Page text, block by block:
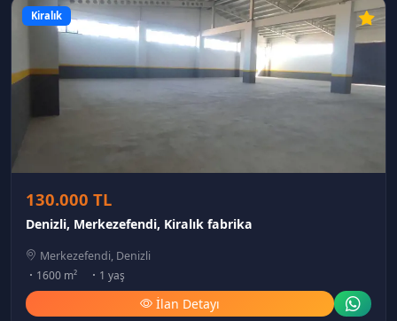
Kiralık
130.000 TL
Denizli, Merkezefendi, Kiralık fabrika
Merkezefendi, Denizli
1600 m²
1 yaş
İlan Detayı